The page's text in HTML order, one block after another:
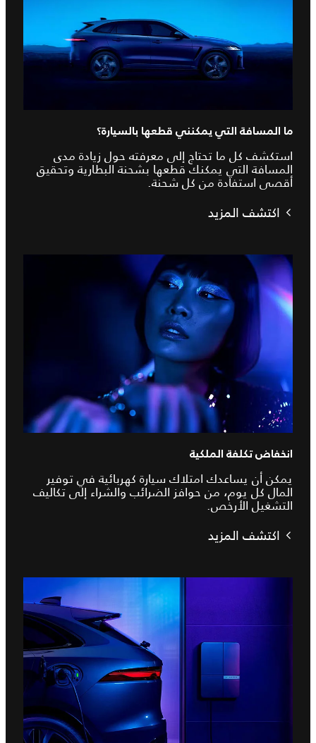
ما المسافة التي يمكنني قطعها بالسيارة؟
استكشف كل ما تحتاج إلى معرفته حول زيادة مدى
المسافة التي يمكنك قطعها بشحنة البطارية وتحقيق
أقصى استفادة من كل شحنة.
اكتشف المزيد
انخفاض تكلفة الملكية
يمكن أن يساعدك امتلاك سيارة كهربائية في توفير
المال كل يوم، من حوافز الضرائب والشراء إلى تكاليف
التشغيل الأرخص.
اكتشف المزيد